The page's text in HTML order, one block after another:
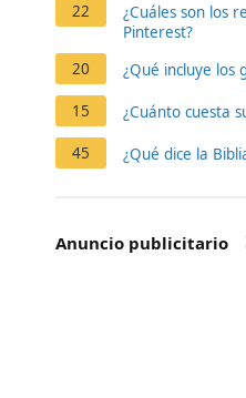
22
¿Cuáles son los
Pinterest?
20
¿Qué incluye los
15 ¿Cuánto cuesta
45 ¿Qué dice la
Anuncio publicitario